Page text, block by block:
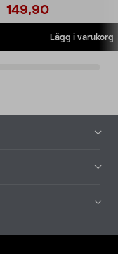
149,90
Lägg i varukorg